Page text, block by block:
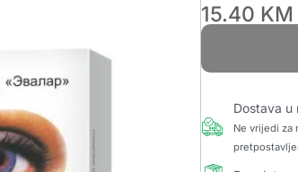
15.40 KM
Dostava u
Ne vrijedi za